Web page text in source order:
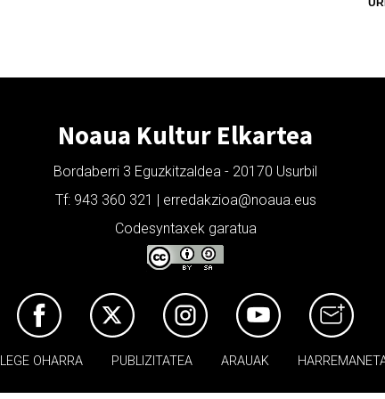
Noaua Kultur Elkartea
Bordaberri 3 Eguzkitzaldea - 20170 Usurbil
Tf: 943 360 321 | erredakzioa@noaua.eus
Codesyntaxek garatua
LEGE OHARRA PUBLIZITATEA ARAUAK